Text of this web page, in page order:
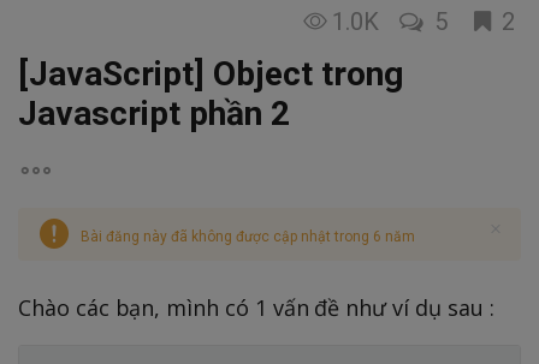
1.0K 5 2
[JavaScript] Object trong
Javascript phần 2
Bài đăng này đã không được cập nhật trong 6 năm
Chào các bạn, mình có 1 vấn đề như ví dụ sau :